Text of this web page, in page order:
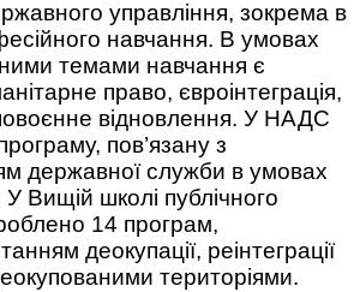
управління, зокрема в
навчання. В умовах
темами навчання є
право, євроінтеграція,
відновлення. У НАДС
пов’язану з
державної служби в умовах
Вищій школі публічного
14 програм,
деокупації, реінтеграції
територіями.